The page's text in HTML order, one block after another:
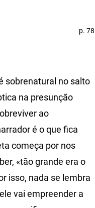
p. 78
sobrenatural no salto
na presunção
ao
é o que fica
começa por nos
«tão grande era o
isso, nada se lembra
vai empreender a